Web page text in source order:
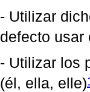
- Utilizar
defecto usar
- Utilizar los
(él, ella, elle)